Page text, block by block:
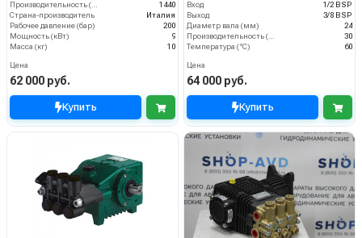
Производительность (л/ч)
1440
Страна-производитель
Италия
Рабочее давление (бар)
200
Мощность (кВт)
9
Масса (кг)
10
Цена
62 000 руб.
Купить
Вход
1/2 BSP
Выход
3/8 BSP
Диаметр вала (мм)
24
Производительность (л/мин)
30
Температура (°C)
60
Цена
64 000 руб.
Купить